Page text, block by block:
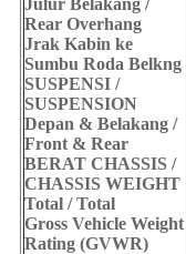
Julur Belakang /
Rear Overhang
Jrak Kabin ke
Sumbu Roda Belkng
SUSPENSI /
SUSPENSION
Depan & Belakang /
Front & Rear
BERAT CHASSIS /
CHASSIS WEIGHT
Total / Total
Gross Vehicle Weight
Rating (GVWR)